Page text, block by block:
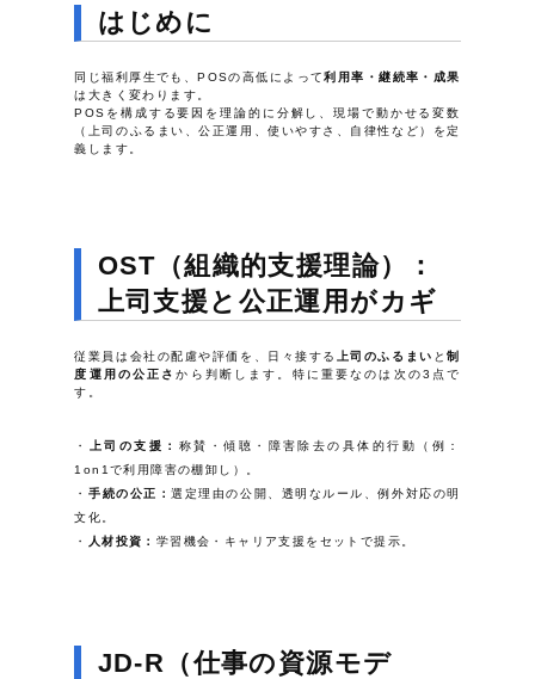
はじめに
同じ福利厚生でも、POSの高低によって利用率・継続率・成果
は大きく変わります。
POSを構成する要因を理論的に分解し、現場で動かせる変数
（上司のふるまい、公正運用、使いやすさ、自律性など）を定
義します。
OST（組織的支援理論）：
上司支援と公正運用がカギ
従業員は会社の配慮や評価を、日々接する 上司のふるまい と制
度運用の公正さから判断します。特に重要なのは次の3点で
す。
上司の支援： 称賛・傾聴・障害除去の具体的行動（例：
1on1で利用障害の棚卸し）。
手続の公正：選定理由の公開、透明なルール、例外対応の明
文化。
人材投資： 学習機会・キャリア支援をセットで提示。
JD-R（仕事の資源モデ